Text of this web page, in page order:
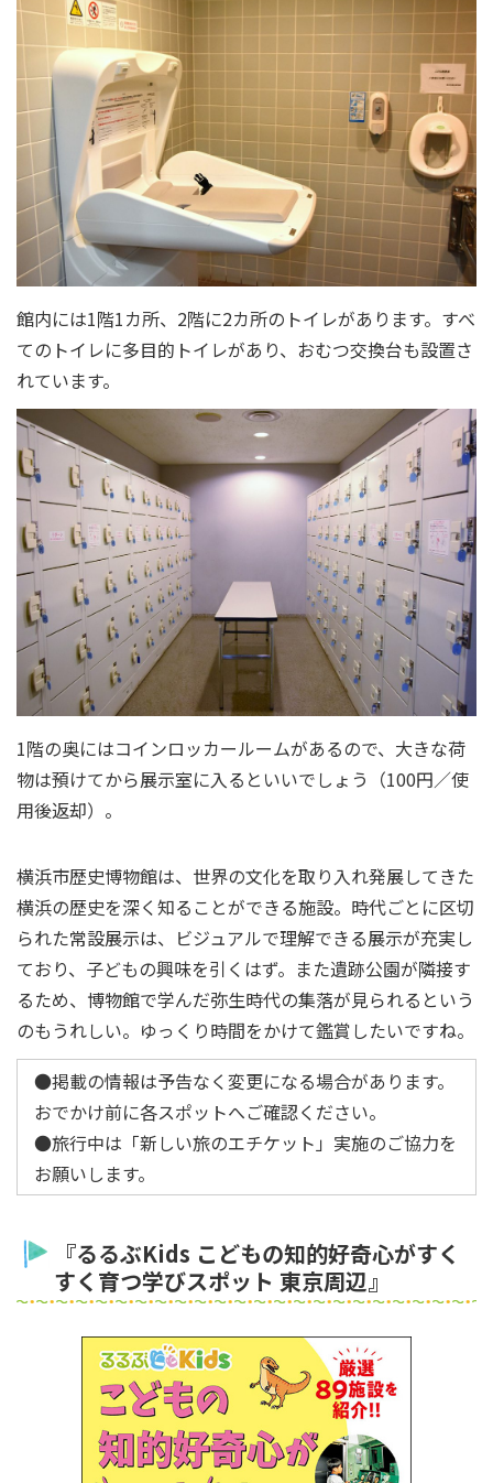
館内には1階1カ所、2階に2カ所のトイレがあります。すべ
てのトイレに多目的トイレがあり、おむつ交換台も設置さ
れています。
1階の奥にはコインロッカールームがあるので、大きな荷
物は預けてから展示室に入るといいでしょう（100円／使
用後返却）。
横浜市歴史博物館は、世界の文化を取り入れ発展してきた
横浜の歴史を深く知ることができる施設。時代ごとに区切
られた常設展示は、ビジュアルで理解できる展示が充実し
ており、子どもの興味を引くはず。また遺跡公園が隣接す
るため、博物館で学んだ弥生時代の集落が見られるという
のもうれしい。ゆっくり時間をかけて鑑賞したいですね。
●掲載の情報は予告なく変更になる場合があります。
おでかけ前に各スポットへご確認ください。
●旅行中は「新しい旅のエチケット」実施のご協力を
お願いします。
『るるぶKids こどもの知的好奇心がすく
すく育つ学びスポット 東京周辺』